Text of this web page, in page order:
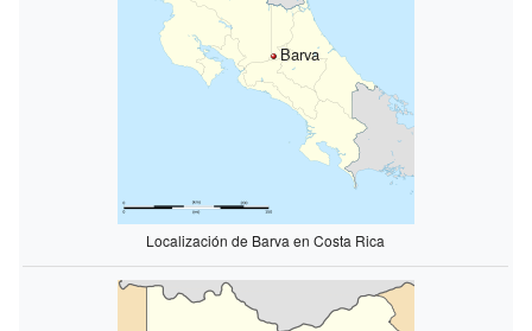
Barva
Localización de Barva en Costa Rica